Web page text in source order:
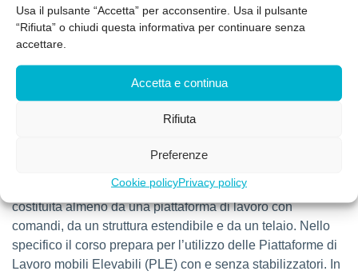
Usa il pulsante “Accetta” per acconsentire. Usa il pulsante
“Rifiuta” o chiudi questa informativa per continuare senza
accettare.
Accetta e continua
Rifiuta
Preferenze
Cookie policyPrivacy policy
nell’ultimo Accordo Stato Regioni in materia di formazione
per l’utilizzo di attrezzature di lavoro per le quali è richiesta
le piattaforme di lavoro mobili elevabili, definite come
macchine mobili destinate a spostare persone alle
dalla piattaforma di lavoro, con l’intendimento che le
attraverso una posizione di accesso definita e che sia
costituita almeno da una piattaforma di lavoro con
comandi, da un struttura estendibile e da un telaio. Nello
specifico il corso prepara per l’utilizzo delle Piattaforme di
Lavoro mobili Elevabili (PLE) con e senza stabilizzatori. In